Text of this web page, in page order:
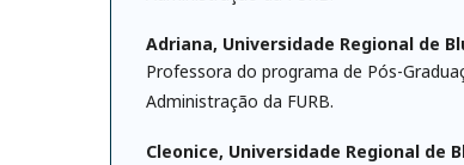
Adriana, Universidade Regional de
Professora do programa de Pós-
Administração da FURB.
Cleonice, Universidade Regional de